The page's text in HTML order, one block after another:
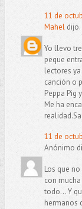
11 de
Mahel
Yo llevo
peque
lectores
canción o
Peppa Pig
Me ha
11 de
Anónimo
Los que
con
todo... Y
hermanos